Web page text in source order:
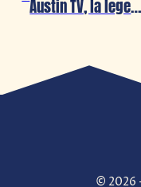
Austin TV, la legendaria banda, regresará a la CDMX en octubre 2023
© 2026